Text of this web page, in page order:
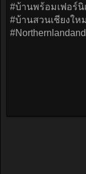
#บ้านพร้อมเฟอร์นิ
#บ้านสวนเชียงให